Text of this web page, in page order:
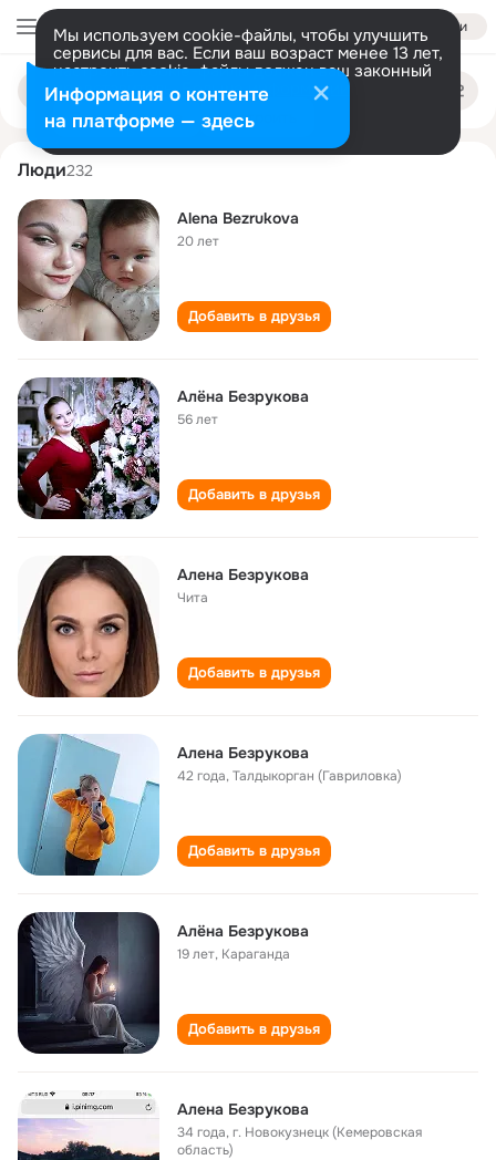
Войти
Мы используем cookie-файлы, чтобы улучшить
сервисы для вас. Если ваш возраст менее 13 лет,
настроить cookie-файлы должен ваш законный
представитель. Больше информации
Разрешить все Настроить
Поиск
людям
alena bezrukova
Люди232
Alena Bezrukova
20 лет
Добавить в друзья
Алёна Безрукова
56 лет
Добавить в друзья
Алена Безрукова
Чита
Добавить в друзья
Алена Безрукова
42 года,Талдыкорган (Гавриловка)
Добавить в друзья
Алёна Безрукова
19 лет, Караганда
Добавить в друзья
Алена Безрукова
34 года,г. Новокузнецк (Кемеровская
область)
Информация о контенте
на платформе — здесь